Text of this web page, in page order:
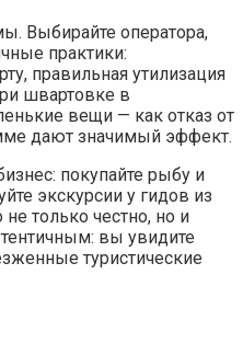
Выбирайте оператора,
практики:
правильная утилизация
швартовке в
вещи — как отказ от
дают значимый эффект.
покупайте рыбу и
экскурсии у гидов из
только честно, но и
вы увидите
туристические